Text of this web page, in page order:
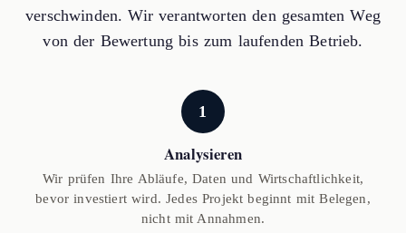
verschwinden. Wir verantworten den gesamten Weg
von der Bewertung bis zum laufenden Betrieb.
1
Analysieren
Wir prüfen Ihre Abläufe, Daten und Wirtschaftlichkeit,
bevor investiert wird. Jedes Projekt beginnt mit Belegen,
nicht mit Annahmen.